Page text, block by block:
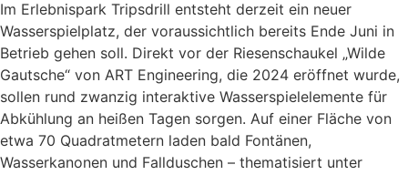
Im Erlebnispark Tripsdrill entsteht derzeit ein neuer
Wasserspielplatz, der voraussichtlich bereits Ende Juni in
Betrieb gehen soll. Direkt vor der Riesenschaukel „Wilde
Gautsche“ von ART Engineering, die 2024 eröffnet wurde,
sollen rund zwanzig interaktive Wasserspielelemente für
Abkühlung an heißen Tagen sorgen. Auf einer Fläche von
etwa 70 Quadratmetern laden bald Fontänen,
Wasserkanonen und Fallduschen – thematisiert unter